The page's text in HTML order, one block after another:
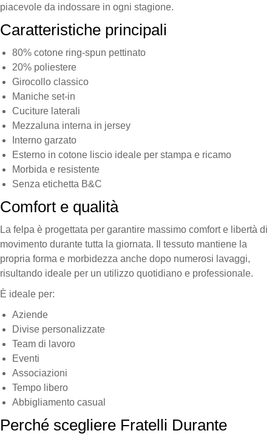
piacevole da indossare in ogni stagione.
Caratteristiche principali
80% cotone ring-spun pettinato
20% poliestere
Girocollo classico
Maniche set-in
Cuciture laterali
Mezzaluna interna in jersey
Interno garzato
Esterno in cotone liscio ideale per stampa e ricamo
Morbida e resistente
Senza etichetta B&C
Comfort e qualità
La felpa è progettata per garantire massimo comfort e libertà di
movimento durante tutta la giornata. Il tessuto mantiene la
propria forma e morbidezza anche dopo numerosi lavaggi,
risultando ideale per un utilizzo quotidiano e professionale.
È ideale per:
Aziende
Divise personalizzate
Team di lavoro
Eventi
Associazioni
Tempo libero
Abbigliamento casual
Perché scegliere Fratelli Durante